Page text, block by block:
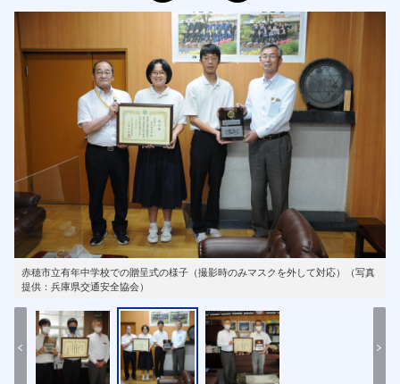
赤穂市立有年中学校での贈呈式の様子（撮影時のみマスクを外して対応）（写真
提供：兵庫県交通安全協会）